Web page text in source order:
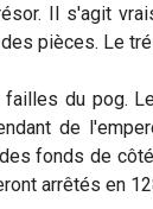
Il s'agit
pièces. Le
du pog.
de
fonds de
arrêtés en